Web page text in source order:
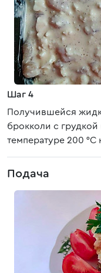
Шаг 4
Получившейся
брокколи с
температуре 200 °С
Подача